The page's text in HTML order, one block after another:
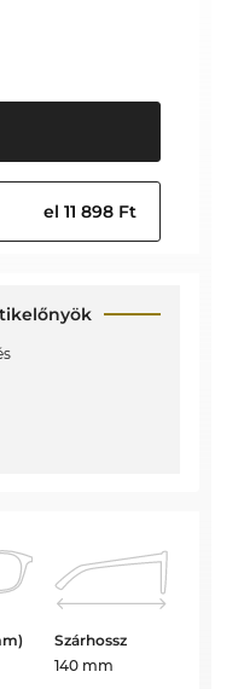
el 11 898 Ft
Szárhossz
140 mm